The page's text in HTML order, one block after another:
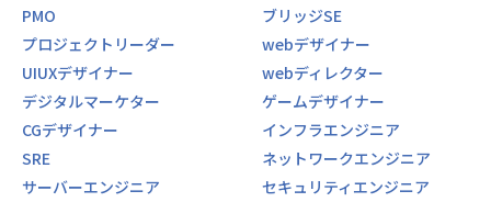
PMO
ブリッジSE
プロジェクトリーダー
webデザイナー
UIUXデザイナー
webディレクター
デジタルマーケター
ゲームデザイナー
CGデザイナー
インフラエンジニア
SRE
ネットワークエンジニア
サーバーエンジニア
セキュリティエンジニア